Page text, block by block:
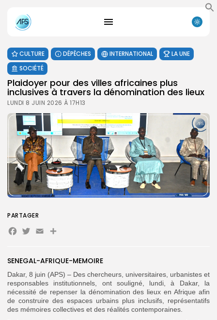
Search
for:
Search
Button
FR
CULTURE DÉPÊCHES INTERNATIONAL
LA UNE
SOCIÉTÉ
Plaidoyer pour des villes africaines plus
inclusives à travers la dénomination des lieux
LUNDI 8 JUIN 2026 À 17H13
SENEGAL-AFRIQUE-MEMOIRE
Dakar, 8 juin (APS) – Des chercheurs, universitaires, urbanistes et
responsables institutionnels, ont souligné, lundi, à Dakar, la
nécessité de repenser la dénomination des lieux en Afrique afin
de construire des espaces urbains plus inclusifs, représentatifs
des mémoires collectives et des réalités contemporaines.
PARTAGER
Facebook
Twitter
EmailPartager